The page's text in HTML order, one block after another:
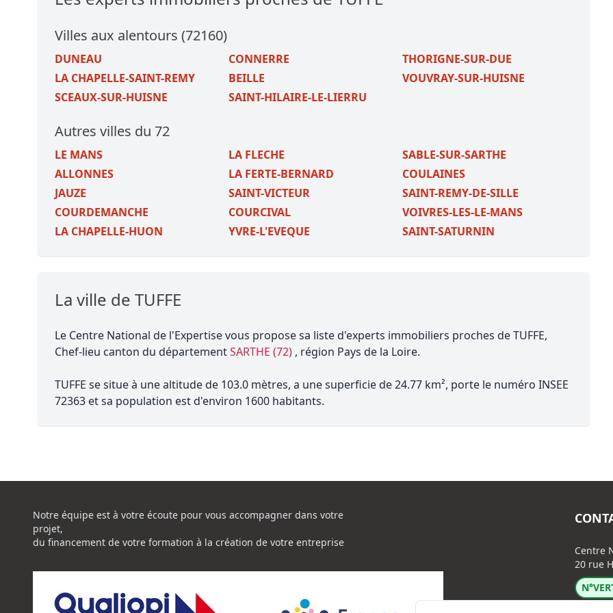
Villes aux alentours (72160)
DUNEAU CONNERRE
THORIGNE-SUR-DUE
LA CHAPELLE-SAINT-REMY
BEILLE
VOUVRAY-SUR-HUISNE
SCEAUX-SUR-HUISNE
SAINT-HILAIRE-LE-LIERRU
Autres villes du 72
LE MANS LA FLECHE
SABLE-SUR-SARTHE
ALLONNES
LA FERTE-BERNARD
COULAINES
JAUZE
SAINT-VICTEUR
SAINT-REMY-DE-SILLE
COURDEMANCHE
COURCIVAL
VOIVRES-LES-LE-MANS
LA CHAPELLE-HUON
YVRE-L'EVEQUE SAINT-SATURNIN
La ville de TUFFE
Le Centre National de l'Expertise vous propose sa liste d'experts immobiliers proches de TUFFE,
Chef-lieu canton du départementSARTHE (72) , région Pays de la Loire.
TUFFE se situe à une altitude de 103.0 mètres, a une superficie de 24.77 km², porte le numéro INSEE
72363 et sa population est d'environ 1600 habitants.
Notre équipe est à votre écoute pour vous accompagner dans votre
projet,
du financement de votre formation à la création de votre entreprise
Centre
20 rue